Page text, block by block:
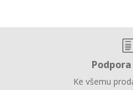
Ke všemu